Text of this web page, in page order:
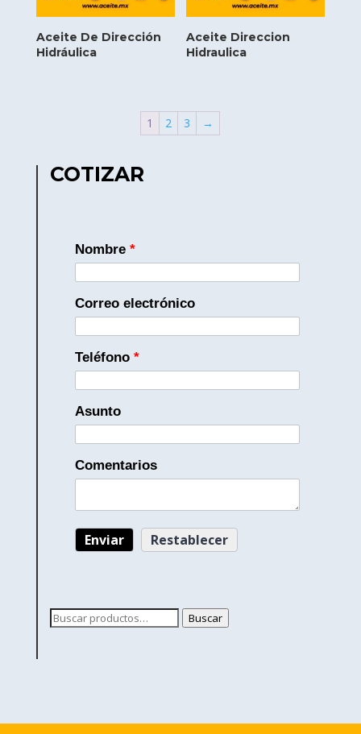
Aceite De Dirección
Hidráulica
Aceite Direccion
Hidraulica
1 2 3 →
COTIZAR
Nombre *
Correo electrónico
Teléfono *
Asunto
Comentarios
Buscar
Buscar